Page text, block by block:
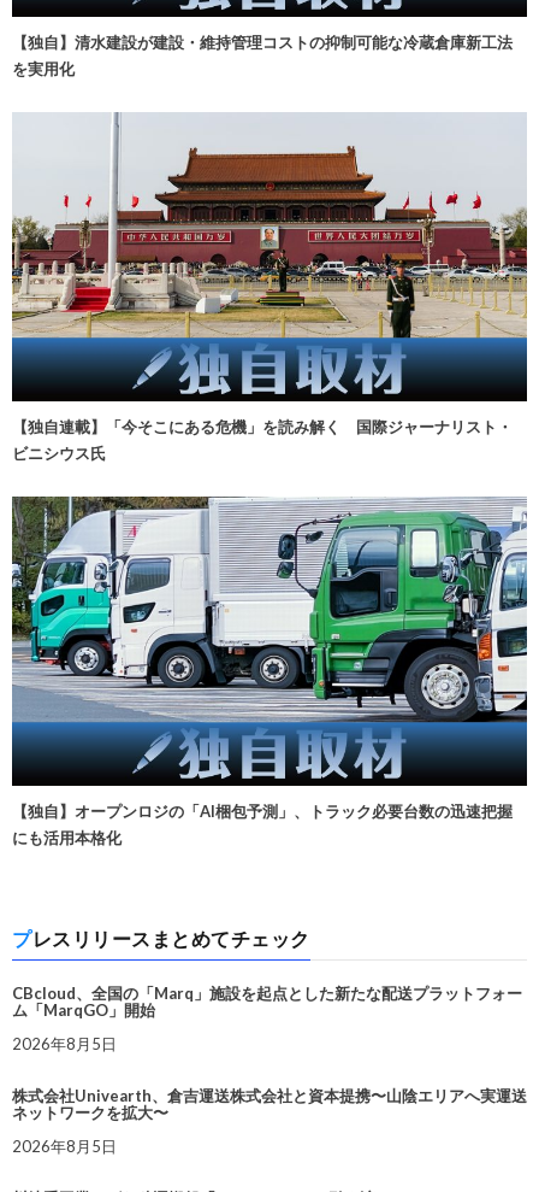
【独自】清水建設が建設・維持管理コストの抑制可能な冷蔵倉庫新工法
を実用化
【独自連載】「今そこにある危機」を読み解く 国際ジャーナリスト・
ビニシウス氏
【独自】オープンロジの「AI梱包予測」、トラック必要台数の迅速把握
にも活用本格化
プレスリリースまとめてチェック
CBcloud、全国の「Marq」施設を起点とした新たな配送プラットフォー
ム「MarqGO」開始
2026年8月5日
株式会社Univearth、倉吉運送株式会社と資本提携〜山陰エリアへ実運送
ネットワークを拡大〜
2026年8月5日